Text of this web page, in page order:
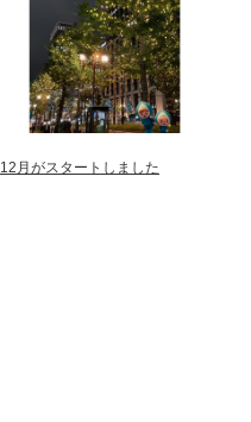
12月がスタートしました